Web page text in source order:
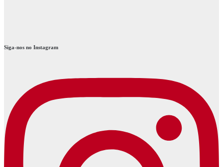
Siga-nos no Instagram